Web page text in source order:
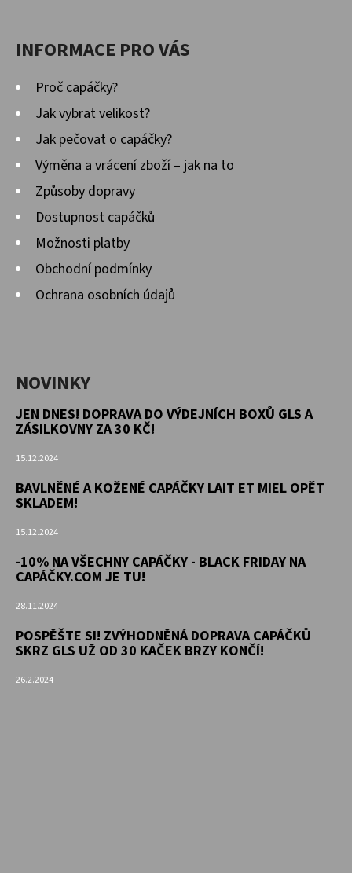
INFORMACE PRO VÁS
Proč capáčky?
Jak vybrat velikost?
Jak pečovat o capáčky?
Výměna a vrácení zboží – jak na to
Způsoby dopravy
Dostupnost capáčků
Možnosti platby
Obchodní podmínky
Ochrana osobních údajů
NOVINKY
JEN DNES! DOPRAVA DO VÝDEJNÍCH BOXŮ GLS A
ZÁSILKOVNY ZA 30 KČ!
15.12.2024
BAVLNĚNÉ A KOŽENÉ CAPÁČKY LAIT ET MIEL OPĚT
SKLADEM!
15.12.2024
-10% NA VŠECHNY CAPÁČKY - BLACK FRIDAY NA
CAPÁČKY.COM JE TU!
28.11.2024
POSPĚŠTE SI! ZVÝHODNĚNÁ DOPRAVA CAPÁČKŮ
SKRZ GLS UŽ OD 30 KAČEK BRZY KONČÍ!
26.2.2024